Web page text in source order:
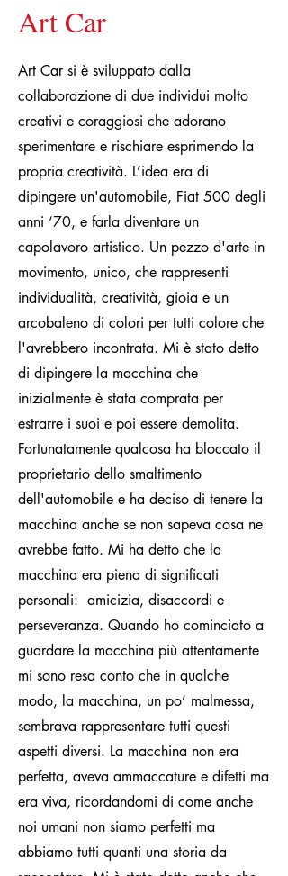
Art Car
Art Car si è sviluppato dalla
collaborazione di due individui molto
creativi e coraggiosi che adorano
sperimentare e rischiare esprimendo la
propria creatività. L’idea era di
dipingere un'automobile, Fiat 500 degli
anni ‘70, e farla diventare un
capolavoro artistico. Un pezzo d'arte in
movimento, unico, che rappresenti
individualità, creatività, gioia e un
arcobaleno di colori per tutti colore che
l'avrebbero incontrata. Mi è stato detto
di dipingere la macchina che
inizialmente è stata comprata per
estrarre i suoi e poi essere demolita.
Fortunatamente qualcosa ha bloccato il
proprietario dello smaltimento
dell'automobile e ha deciso di tenere la
macchina anche se non sapeva cosa ne
avrebbe fatto. Mi ha detto che la
macchina era piena di significati
personali: amicizia, disaccordi e
perseveranza. Quando ho cominciato a
guardare la macchina più attentamente
mi sono resa conto che in qualche
modo, la macchina, un po’ malmessa,
sembrava rappresentare tutti questi
aspetti diversi. La macchina non era
perfetta, aveva ammaccature e difetti ma
era viva, ricordandomi di come anche
noi umani non siamo perfetti ma
abbiamo tutti quanti una storia da